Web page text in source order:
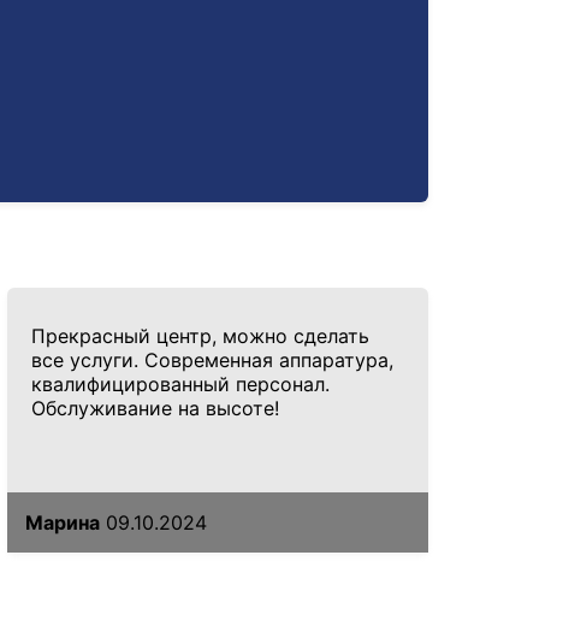
Прекрасный центр, можно сделать
все услуги. Современная аппаратура,
квалифицированный персонал.
Обслуживание на высоте!
Марина 09.10.2024